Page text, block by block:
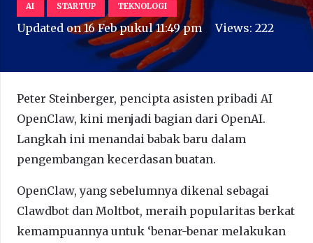
AI STARTUP TEKNOLOGI
Updated on16 Feb pukul 11:49 pm Views:222
Peter Steinberger, pencipta asisten pribadi AI
OpenClaw, kini menjadi bagian dari OpenAI.
Langkah ini menandai babak baru dalam
pengembangan kecerdasan buatan.
OpenClaw, yang sebelumnya dikenal sebagai
Clawdbot dan Moltbot, meraih popularitas berkat
kemampuannya untuk ‘benar-benar melakukan